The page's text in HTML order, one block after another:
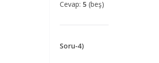
Cevap: 5 (beş)
Soru-4)